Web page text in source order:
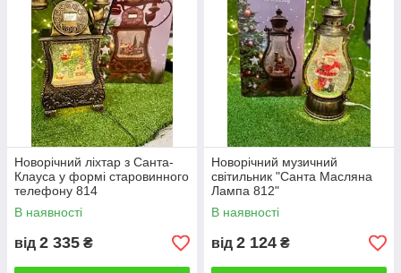
Новорічний ліхтар з Санта-
Клауса у формі старовинного
телефону 814
В наявності
від 2 335 ₴
Новорічний музичний
світильник "Санта Масляна
Лампа 812"
В наявності
від 2 124 ₴